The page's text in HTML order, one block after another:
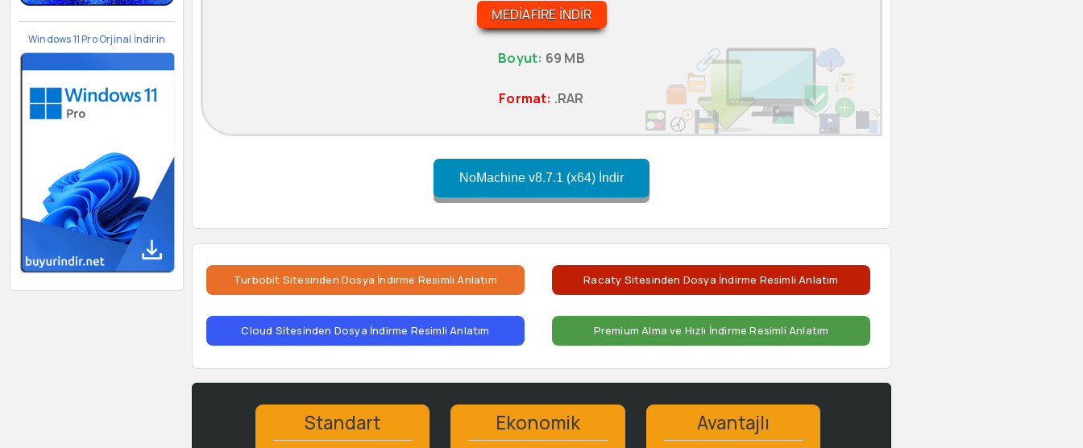
Windows 11 Pro Orjinal İndirin
MEDIAFIRE İNDIR
Boyut: 69 MB
Format: .RAR
NoMachine v8.7.1 (x64) İndir
Turbobit Sitesinden Dosya İndirme Resimli Anlatım Racaty Sitesinden Dosya İndirme Resimli Anlatım
Cloud Sitesinden Dosya İndirme Resimli Anlatım Premium Alma ve Hızlı İndirme Resimli Anlatım
Standart Ekonomik Avantajlı